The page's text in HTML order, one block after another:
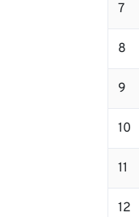
7
8
9
10
11
12